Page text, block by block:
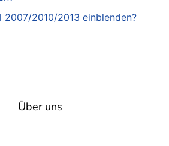
2007/2010/2013 einblenden?
Über uns